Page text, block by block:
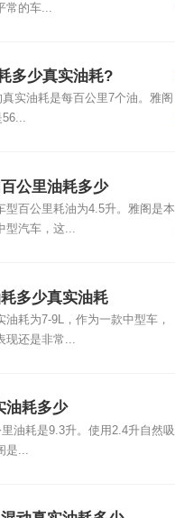
常的车...
多少真实油耗?
实油耗是每百公里7个油。雅阁
56...
公里油耗多少
型百公里耗油为4.5升。雅阁是本
型汽车，这...
多少真实油耗
油耗为7-9L，作为一款中型车，
现还是非常...
油耗多少
油耗是9.3升。使用2.4升自然吸
...